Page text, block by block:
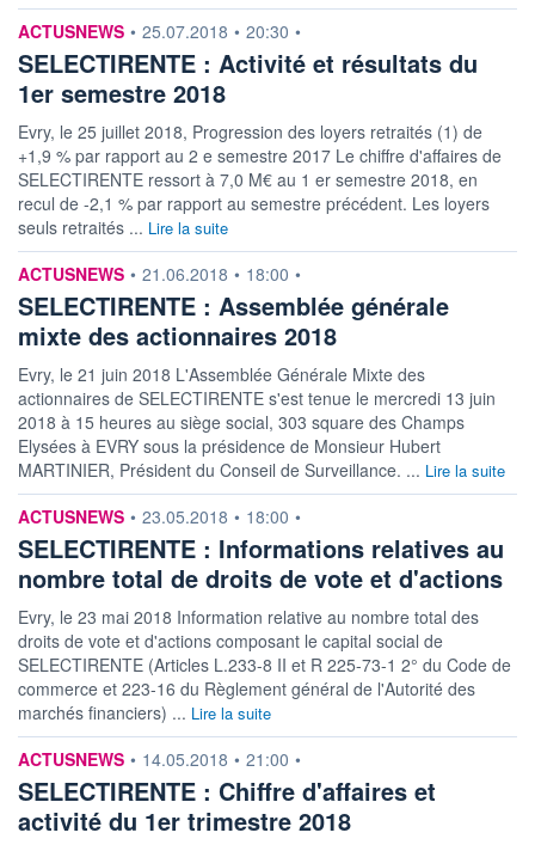
information fournie par
ACTUSNEWS • 25.07.2018 • 20:30 •
SELECTIRENTE : Activité et résultats du
1er semestre 2018
Evry, le 25 juillet 2018, Progression des loyers retraités (1) de
+1,9 % par rapport au 2 e semestre 2017 Le chiffre d'affaires de
SELECTIRENTE ressort à 7,0 M€ au 1 er semestre 2018, en
recul de -2,1 % par rapport au semestre précédent. Les loyers
seuls retraités ... Lire la suite
information fournie par
ACTUSNEWS • 21.06.2018 • 18:00 •
SELECTIRENTE : Assemblée générale
mixte des actionnaires 2018
Evry, le 21 juin 2018 L'Assemblée Générale Mixte des
actionnaires de SELECTIRENTE s'est tenue le mercredi 13 juin
2018 à 15 heures au siège social, 303 square des Champs
Elysées à EVRY sous la présidence de Monsieur Hubert
MARTINIER, Président du Conseil de Surveillance. ... Lire la suite
information fournie par
ACTUSNEWS • 23.05.2018 • 18:00 •
SELECTIRENTE : Informations relatives au
nombre total de droits de vote et d'actions
Evry, le 23 mai 2018 Information relative au nombre total des
droits de vote et d'actions composant le capital social de
SELECTIRENTE (Articles L.233-8 II et R 225-73-1 2° du Code de
commerce et 223-16 du Règlement général de l'Autorité des
marchés financiers) ... Lire la suite
information fournie par
ACTUSNEWS • 14.05.2018 • 21:00 •
SELECTIRENTE : Chiffre d'affaires et
activité du 1er trimestre 2018